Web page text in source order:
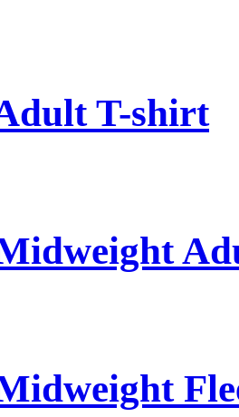
T-shirt